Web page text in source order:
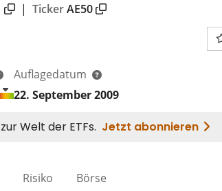
| TickerAE50
Auflagedatum
22. September 2009
Risiko Börse